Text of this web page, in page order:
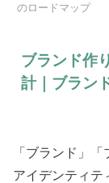
のロードマップ
ブランド作
計｜ブラン
「ブランド」
アイデンティテ